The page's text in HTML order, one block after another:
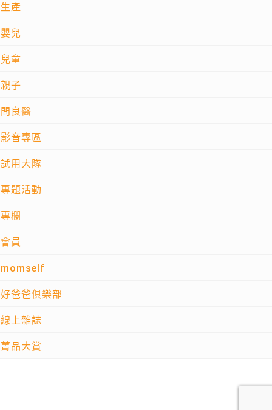
生產
嬰兒
兒童
親子
問良醫
影音專區
試用大隊
專題活動
專欄
會員
momself
好爸爸俱樂部
線上雜誌
菁品大賞